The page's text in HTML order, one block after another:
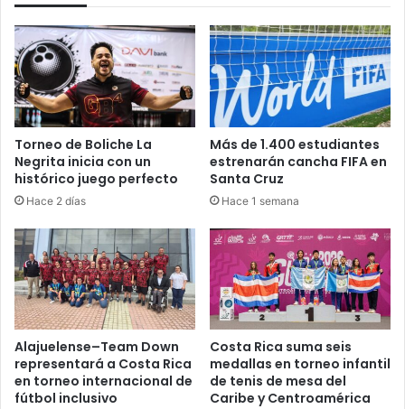
Torneo de Boliche La
Negrita inicia con un
histórico juego perfecto
Hace 2 días
Más de 1.400 estudiantes
estrenarán cancha FIFA en
Santa Cruz
Hace 1 semana
Alajuelense–Team Down
representará a Costa Rica
en torneo internacional de
fútbol inclusivo
Costa Rica suma seis
medallas en torneo infantil
de tenis de mesa del
Caribe y Centroamérica